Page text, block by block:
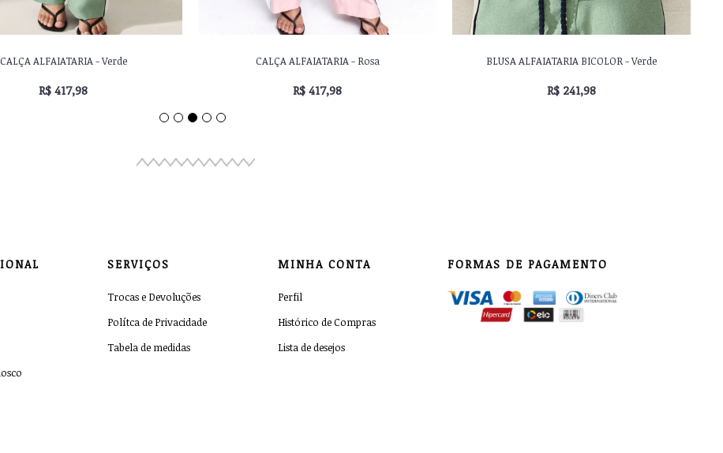
CALÇA ALFAIATARIA - Verde
R$ 417,98
CALÇA ALFAIATARIA - Rosa
R$ 417,98
BLUSA ALFAIATARIA BICOLOR - Verde
R$ 241,98
SERVIÇOS
Trocas e Devoluções
Polítca de Privacidade
Tabela de medidas
MINHA CONTA
Perfil
Histórico de Compras
Lista de desejos
FORMAS DE PAGAMENTO